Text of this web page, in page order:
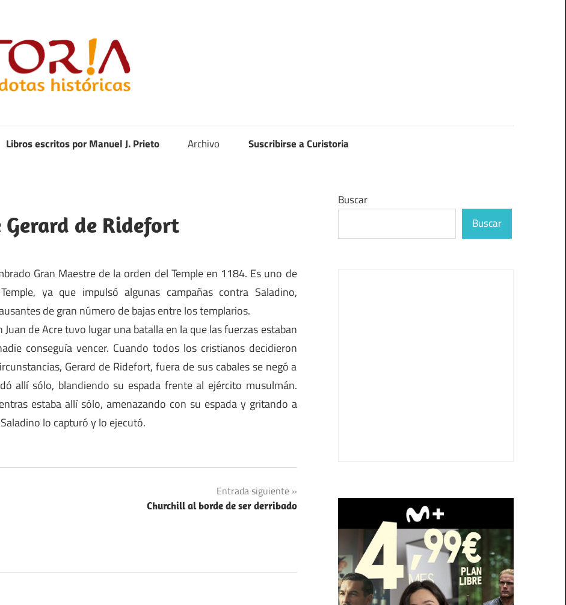
Libros escritos por Manuel J. Prieto Archivo Suscribirse a Curistoria
de Ridefort
Gran Maestre de la orden del Temple en 1184. Es uno de
ya que impulsó algunas campañas contra Saladino,
de gran número de bajas entre los templarios.
de Acre tuvo lugar una batalla en la que las fuerzas estaban
conseguía vencer. Cuando todos los cristianos decidieron
Gerard de Ridefort, fuera de sus cabales se negó a
allí sólo, blandiendo su espada frente al ejército musulmán.
estaba allí sólo, amenazando con su espada y gritando a
lo capturó y lo ejecutó.
Entrada siguiente
Churchill al borde de ser derribado
Buscar
Buscar